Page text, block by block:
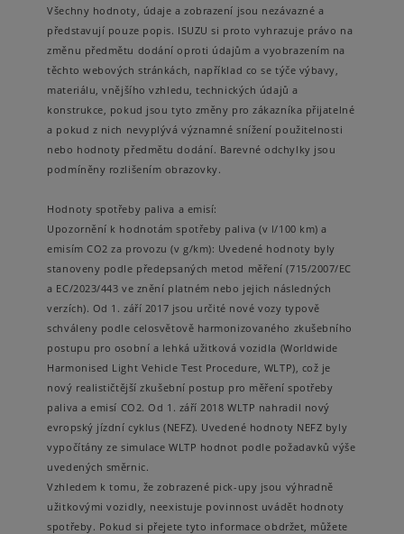
Všechny hodnoty, údaje a zobrazení jsou nezávazné a
představují pouze popis. ISUZU si proto vyhrazuje právo na
změnu předmětu dodání oproti údajům a vyobrazením na
těchto webových stránkách, například co se týče výbavy,
materiálu, vnějšího vzhledu, technických údajů a
konstrukce, pokud jsou tyto změny pro zákazníka přijatelné
a pokud z nich nevyplývá významné snížení použitelnosti
nebo hodnoty předmětu dodání. Barevné odchylky jsou
podmíněny rozlišením obrazovky.
Hodnoty spotřeby paliva a emisí:
Upozornění k hodnotám spotřeby paliva (v l/100 km) a
emisím CO2 za provozu (v g/km): Uvedené hodnoty byly
stanoveny podle předepsaných metod měření (715/2007/EC
a EC/2023/443 ve znění platném nebo jejich následných
verzích). Od 1. září 2017 jsou určité nové vozy typově
schváleny podle celosvětově harmonizovaného zkušebního
postupu pro osobní a lehká užitková vozidla (Worldwide
Harmonised Light Vehicle Test Procedure, WLTP), což je
nový realističtější zkušební postup pro měření spotřeby
paliva a emisí CO2. Od 1. září 2018 WLTP nahradil nový
evropský jízdní cyklus (NEFZ). Uvedené hodnoty NEFZ byly
vypočítány ze simulace WLTP hodnot podle požadavků výše
uvedených směrnic.
Vzhledem k tomu, že zobrazené pick-upy jsou výhradně
užitkovými vozidly, neexistuje povinnost uvádět hodnoty
spotřeby. Pokud si přejete tyto informace obdržet, můžete